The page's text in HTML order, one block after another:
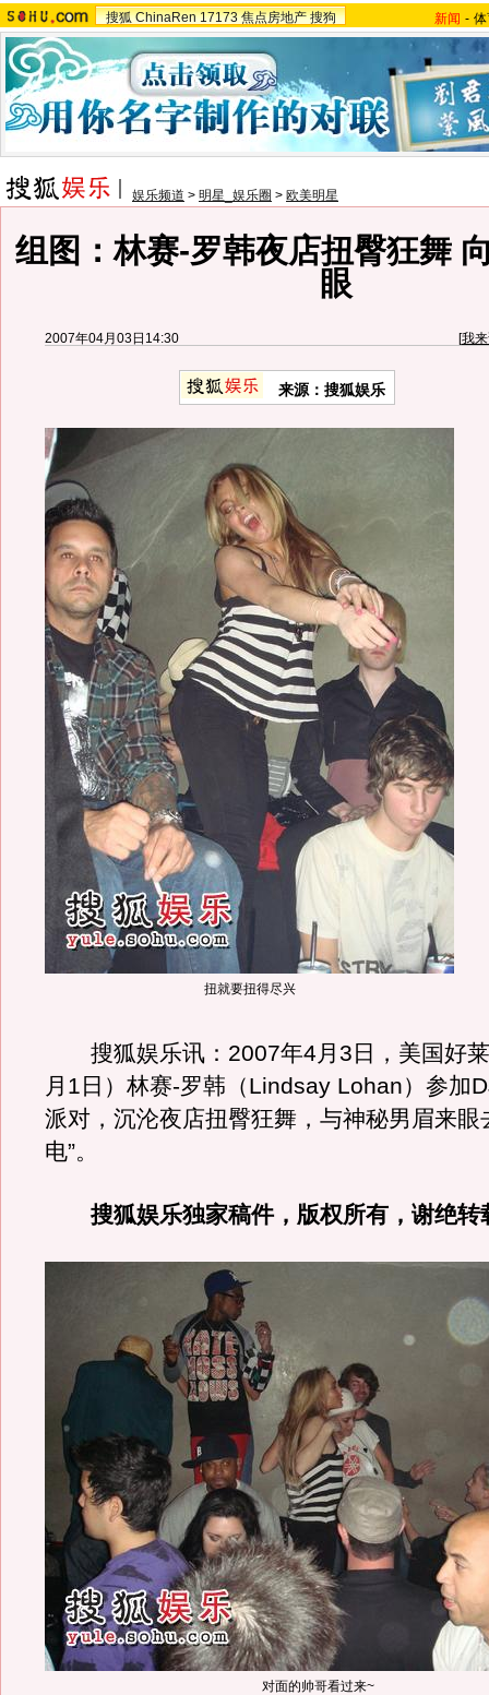
搜狐 ChinaRen 17173 焦点房地产 搜狗 新闻 -
娱乐频道 > 明星_娱乐圈 > 欧美明星
组图：林赛-罗韩夜店扭臀狂舞
眼
2007年04月03日14:30 [我
来源：搜狐娱乐
扭就要扭得尽兴
搜狐娱乐讯：2007年4月3日，美国好
月1日）林赛-罗韩（Lindsay Lohan）参加
派对，沉沦夜店扭臀狂舞，与神秘男眉来眼
电”。
搜狐娱乐独家稿件，版权所有，谢绝转
对面的帅哥看过来~